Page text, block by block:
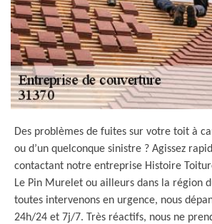
Des problèmes de fuites sur votre toit à
ou d’un quelconque sinistre ? Agissez
contactant notre entreprise Histoire
Le Pin Murelet ou ailleurs dans la région
toutes intervenons en urgence, nous
24h/24 et 7j/7. Très réactifs, nous ne